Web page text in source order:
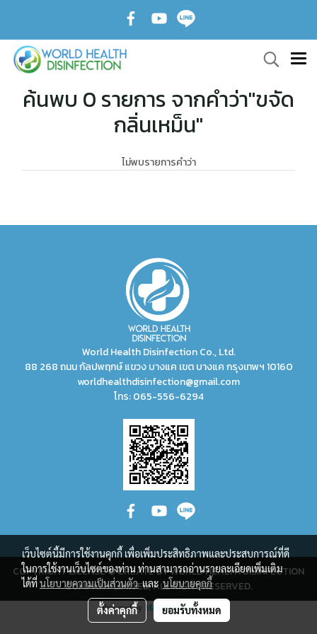
ค้นพบ 0 รายการ จากคำว่า"ขจัด
กลิ่นเหม็น"
ไม่พบรายการคำว่า
World Health Disinfection Co., Ltd.
88 268 ถนน กัลปพฤกษ์ แขวง บางแค เขต บางแค กรุงเทพฯ 10160
worldhealthdisinfection@gmail.com
โทร:065-556-6294
COPYRIGHT LICENSE © CREATE BY WORLD HEALTH DISINFECTION
COMPANY LIMITED, ALL RIGHT RESERVED.
Powered by MakeWebEasy.com
เว็บไซต์นี้มีการใช้งานคุกกี้ เพื่อเพิ่มประสิทธิภาพและประสบการณ์ที่ดี
ในการใช้งานเว็บไซต์ของท่าน ท่านสามารถอ่านรายละเอียดเพิ่มเติม
ได้ที่นโยบายความเป็นส่วนตัวและนโยบายคุกกี้
ตั้งค่าคุกกี้ ยอมรับทั้งหมด